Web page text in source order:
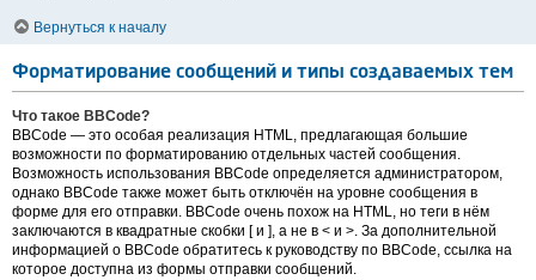
Вернуться к началу
Форматирование сообщений и типы создаваемых тем
Что такое BBCode?
BBCode — это особая реализация HTML, предлагающая большие
возможности по форматированию отдельных частей сообщения.
Возможность использования BBCode определяется администратором,
однако BBCode также может быть отключён на уровне сообщения в
форме для его отправки. BBCode очень похож на HTML, но теги в нём
заключаются в квадратные скобки [ и ], а не в < и >. За дополнительной
информацией о BBCode обратитесь к руководству по BBCode, ссылка на
которое доступна из формы отправки сообщений.